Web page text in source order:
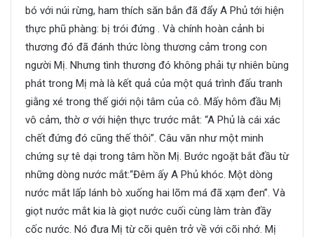
bó với núi rừng, ham thích săn bắn đã đẩy A Phủ tới hiện
thực phũ phàng: bị trói đứng . Và chính hoàn cảnh bi
thương đó đã đánh thức lòng thương cảm trong con
người Mị. Nhưng tình thương đó không phải tự nhiên bùng
phát trong Mị mà là kết quả của một quá trình đấu tranh
giằng xé trong thế giới nội tâm của cô. Mấy hôm đầu Mị
vô cảm, thờ ơ với hiện thực trước mắt: “A Phủ là cái xác
chết đứng đó cũng thế thôi”. Câu văn như một minh
chứng sự tê dại trong tâm hồn Mị. Bước ngoặt bắt đầu từ
những dòng nước mắt:“Đêm ấy A Phủ khóc. Một dòng
nước mắt lấp lánh bò xuống hai lõm má đã xạm đen”. Và
giọt nước mắt kia là giọt nước cuối cùng làm tràn đầy
cốc nước. Nó đưa Mị từ cõi quên trở về với cõi nhớ. Mị